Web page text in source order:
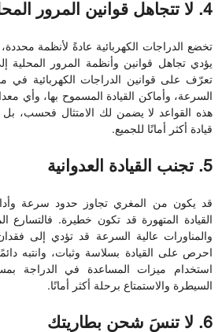
4. لا تتجاهل قوانين المرور المحلية
تخضع الدراجات الكهربائية عادةً لأنظمة
يؤدي تجاهل قوانين وأنظمة المرور المحلية
تعرّف على قوانين الدراجات الكهربائية في
السرعة، وأماكن القيادة المسموح بها، وأي
هذه القواعد لا يضمن لك الامتثال فحسب، بل
قيادة أكثر أمانًا للجميع.
5. تجنب القيادة العدوانية
قد يكون من المغري تجاوز حدود سرعة وأداء
القيادة المتهورة قد تكون خطيرة. فالتسارع
والمناورات عالية السرعة قد تؤدي إلى
احرص على القيادة بسلاسة وثبات، وانتبه
استخدام ميزات المساعدة في الدراجة
السيطرة والاستمتاع برحلة أكثر أمانًا.
6. لا تنسَ شحن بطاريتك